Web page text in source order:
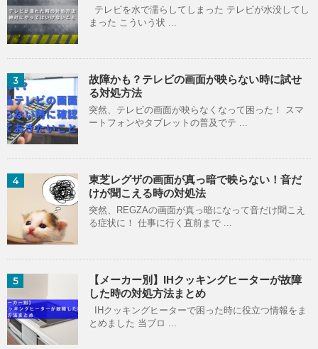
テレビを水で濡らしてしまった テレビが水没してし
まった こういう状 ...
3
故障かも？テレビの画面が映らない時に試せ
る対処方法
突然、テレビの画面が映らなくなって困った！ スマ
ートフォンやタブレットの普及でテ ...
4
東芝レグザの画面が真っ暗で映らない！音だ
けが聞こえる時の対処法
突然、REGZAの画面が真っ暗になって音だけ聞こえ
る症状に！ 仕事に行く直前まで ...
5
【メーカー別】IHクッキングヒーターが故障
した時の対処方法まとめ
IHクッキングヒーターで困った時に役立つ情報をま
とめました 当ブロ ...